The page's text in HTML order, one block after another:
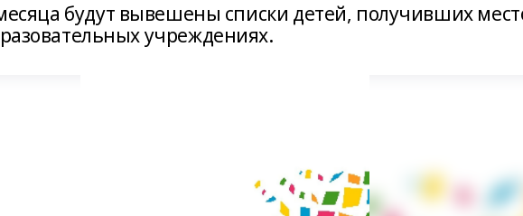
будут вывешены списки детей, получивших
учреждениях.